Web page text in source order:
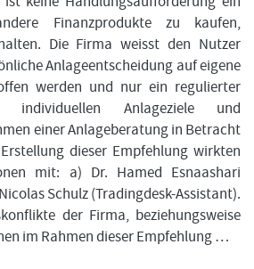
Finanzprodukte zu kaufen,
Die Firma weisst den Nutzer
Anlageentscheidung auf eigene
werden und nur ein regulierter
individuellen Anlageziele und
einer Anlageberatung in Betracht
dieser Empfehlung wirkten
mit: a) Dr. Hamed Esnaashari
Schulz (Tradingdesk-Assistant).
der Firma, beziehungsweise
im Rahmen dieser Empfehlung …